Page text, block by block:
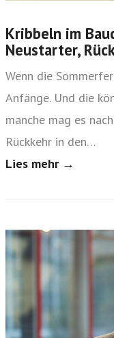
Kribbeln im
Neustarter,
Wenn die
Anfänge. Und die
manche mag es
Rückkehr in den…
Lies mehr →